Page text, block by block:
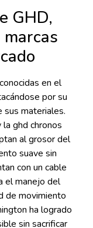
GHD,
en el
por su
sus materiales.
ghd chronos
al grosor del
suave sin
con un cable
el manejo del
de movimiento
ha logrado
sin sacrificar